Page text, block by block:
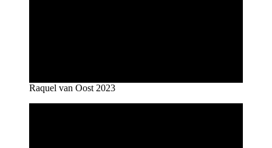
Raquel van Oost 2023